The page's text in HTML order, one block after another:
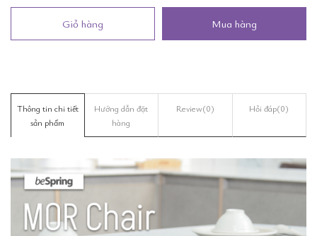
Giỏ hàng Mua hàng
Thông tin chi tiết
sản phẩm
Hướng dẫn đặt
hàng
Review(0) Hỏi đáp(0)